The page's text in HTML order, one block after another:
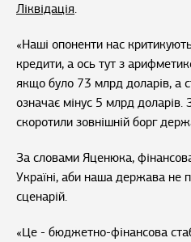
Ліквідація.
«Наші опоненти нас
кредити, а ось тут з
якщо було 73 млрд доларів, а
означає мінус 5 млрд доларів.
скоротили зовнішній борг
За словами Яценюка,
Україні, аби наша держава не
сценарій.
«Це - бюджетно-фінансова